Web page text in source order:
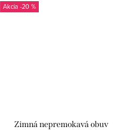
-20 %
Zimná nepremokavá obuv